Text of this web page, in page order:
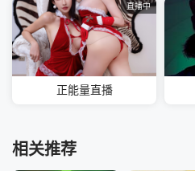
直播中
正能量直播
相关推荐